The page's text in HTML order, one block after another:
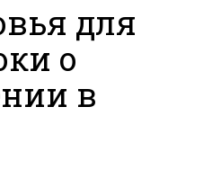
для
о
в